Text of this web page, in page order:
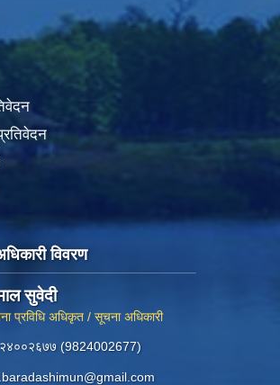
विवरण
सुवेदी
प्रविधि अधिकृत / सूचना अधिकारी
(9824002677)